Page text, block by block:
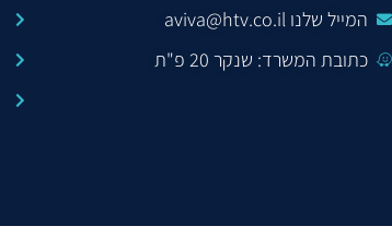
המייל שלנו aviva@htv.co.il
כתובת המשרד: שנקר 20 פ"ת